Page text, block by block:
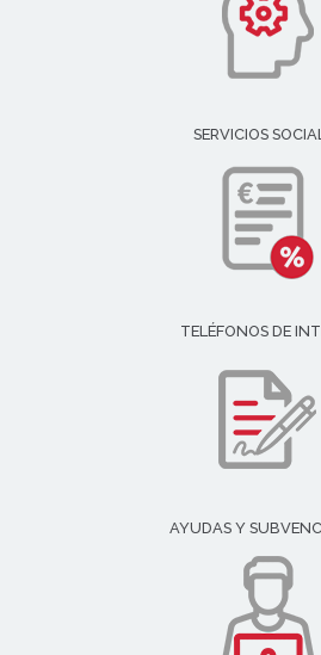
SERVICIOS
TELÉFONOS DE
AYUDAS Y